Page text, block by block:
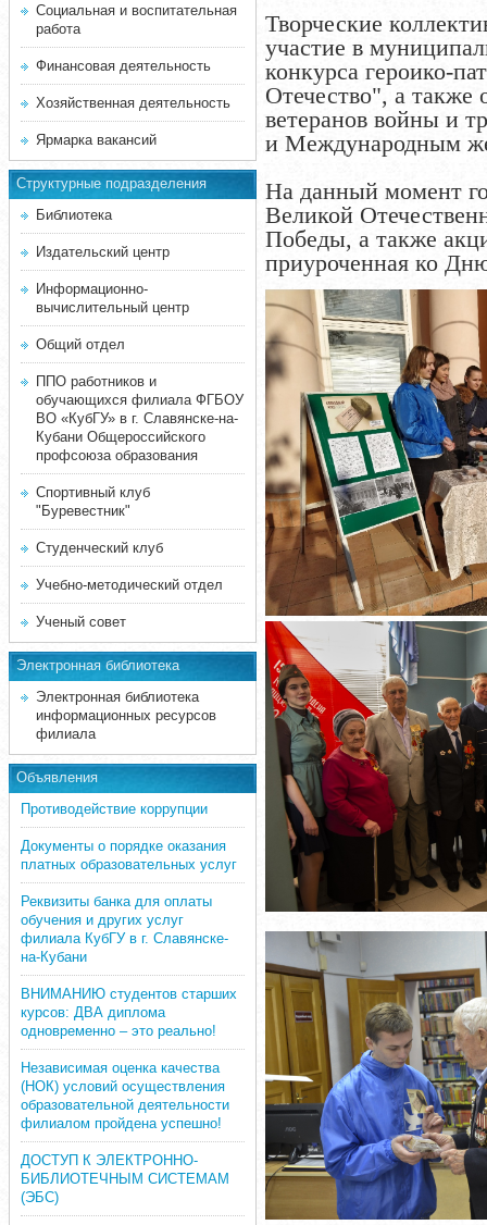
Социальная и воспитательная
работа
Финансовая деятельность
Хозяйственная деятельность
Ярмарка вакансий
Структурные подразделения
Библиотека
Издательский центр
Информационно-
вычислительный центр
Общий отдел
ППО работников и
обучающихся филиала ФГБОУ
ВО «КубГУ» в г. Славянске-на-
Кубани Общероссийского
профсоюза образования
Спортивный клуб
"Буревестник"
Студенческий клуб
Учебно-методический отдел
Ученый совет
Электронная библиотека
Электронная библиотека
информационных ресурсов
филиала
Объявления
Противодействие коррупции
Документы о порядке оказания
платных образовательных услуг
Реквизиты банка для оплаты
обучения и других услуг
филиала КубГУ в г. Славянске-
на-Кубани
ВНИМАНИЮ студентов старших
курсов: ДВА диплома
одновременно – это реально!
Независимая оценка качества
(НОК) условий осуществления
образовательной деятельности
филиалом пройдена успешно!
ДОСТУП К ЭЛЕКТРОННО-
БИБЛИОТЕЧНЫМ СИСТЕМАМ
(ЭБС)
Творческие
участие в
конкурса героико-
Отечество", а также
ветеранов войны и
и Международным
На данный момент
Великой
Победы, а также
приуроченная ко